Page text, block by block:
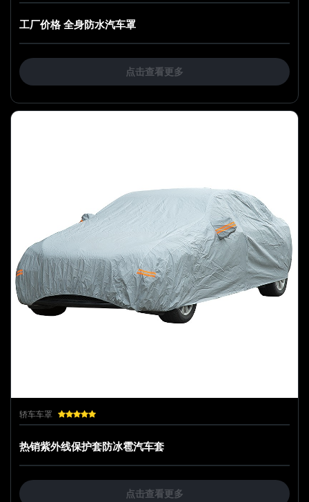
工厂价格 全身防水汽车罩
点击查看更多
轿车车罩
热销紫外线保护套防冰雹汽车套
点击查看更多